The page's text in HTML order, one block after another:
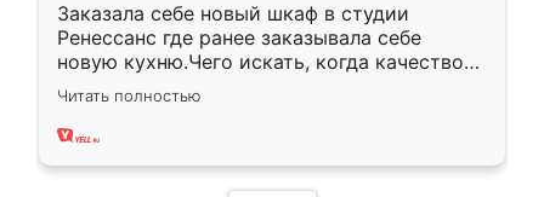
Заказала себе новый шкаф в студии
Ренессанс где ранее заказывала себе
новую кухню.Чего искать, когда качеством
вполне довольна. Служит кухня уже почти
два года, нареканий нет.
Читать полностью